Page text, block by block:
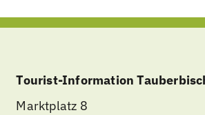
Tourist-Information
Marktplatz 8